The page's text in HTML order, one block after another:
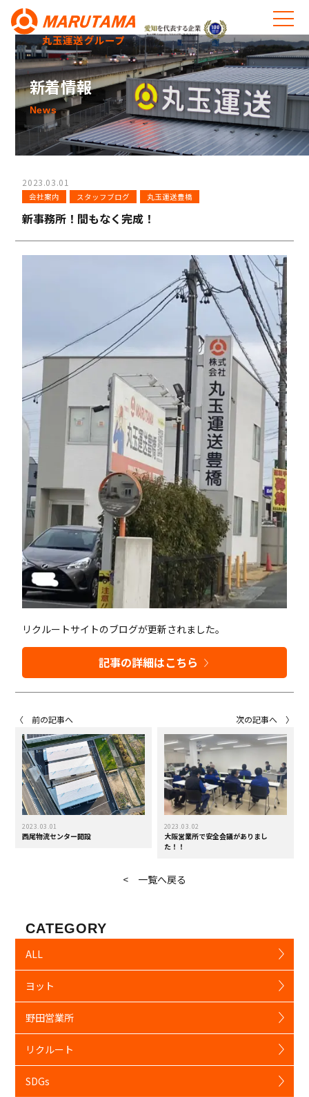
丸玉運送グループ
新着情報
News
2023.03.01
会社案内 スタッフブログ 丸玉運送豊橋
新事務所！間もなく完成！
リクルートサイトのブログが更新されました。
記事の詳細はこちら
〈 前の記事へ
2023.03.01
西尾物流センター開設
次の記事へ 〉
2023.03.02
大阪営業所で安全会議がありまし
た！！
< 一覧へ戻る
CATEGORY
ALL
ヨット
野田営業所
リクルート
SDGs